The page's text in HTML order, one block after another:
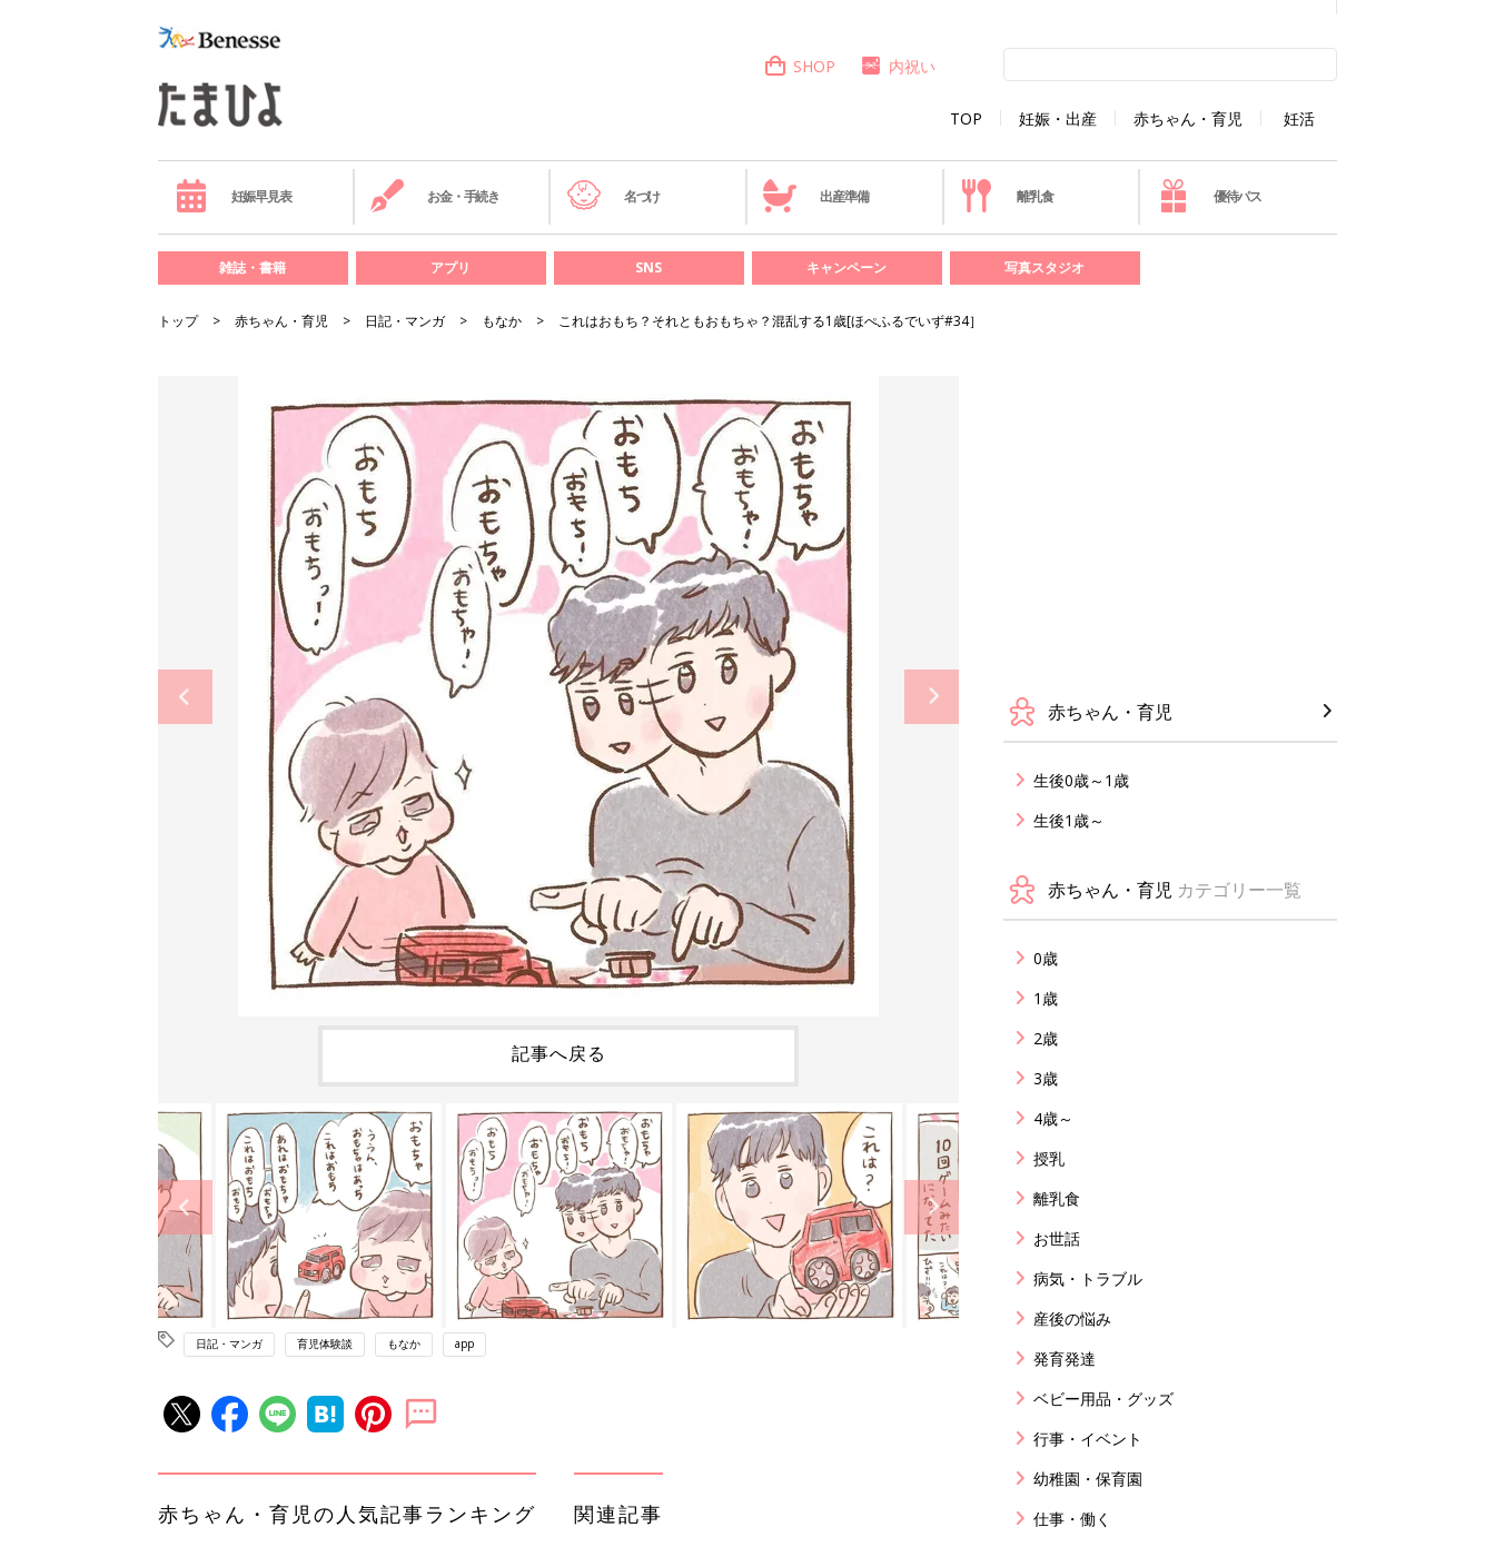
TOP 妊娠・出産 赤ちゃん・育児 妊活
SHOP 内祝い
妊娠早見表 お金・手続き 名づけ 出産準備 離乳食 優待パス
雑誌・書籍 アプリ SNS キャンペーン 写真スタジオ
トップ 赤ちゃん・育児 日記・マンガ もなか これはおもち？それともおもちゃ？混乱する1歳[ほぺふるでいず#34］
記事へ戻る
日記・マンガ 育児体験談 もなか app
赤ちゃん・育児の人気記事ランキング 関連記事
赤ちゃん・育児
生後0歳～1歳
生後1歳～
赤ちゃん・育児 カテゴリー一覧
0歳
1歳
2歳
3歳
4歳～
授乳
離乳食
お世話
病気・トラブル
産後の悩み
発育発達
ベビー用品・グッズ
行事・イベント
幼稚園・保育園
仕事・働く